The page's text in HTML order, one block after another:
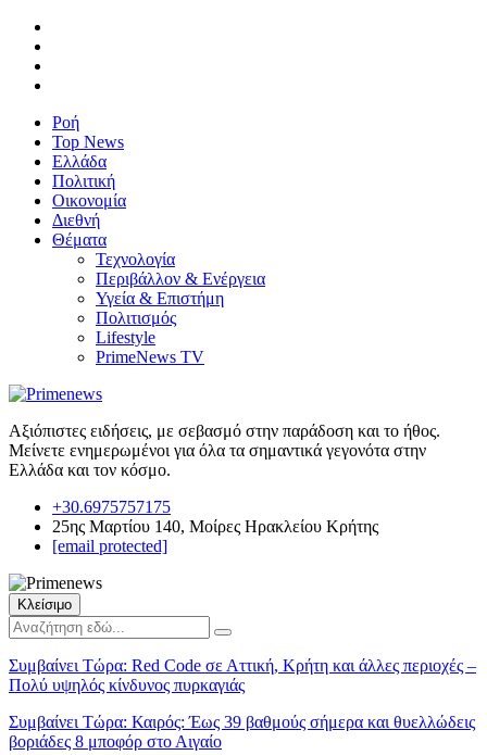
Ροή
Top News
Ελλάδα
Πολιτική
Οικονομία
Διεθνή
Θέματα
Τεχνολογία
Περιβάλλον & Ενέργεια
Υγεία & Επιστήμη
Πολιτισμός
Lifestyle
PrimeNews TV
Αξιόπιστες ειδήσεις, με σεβασμό στην παράδοση και το ήθος.
Μείνετε ενημερωμένοι για όλα τα σημαντικά γεγονότα στην
Ελλάδα και τον κόσμο.
+30.6975757175
25ης Μαρτίου 140, Μοίρες Ηρακλείου Κρήτης
[email protected]
Κλείσιμο
Συμβαίνει Τώρα: Red Code σε Αττική, Κρήτη και άλλες περιοχές –
Πολύ υψηλός κίνδυνος πυρκαγιάς
Συμβαίνει Τώρα: Καιρός: Έως 39 βαθμούς σήμερα και θυελλώδεις
βοριάδες 8 μποφόρ στο Αιγαίο